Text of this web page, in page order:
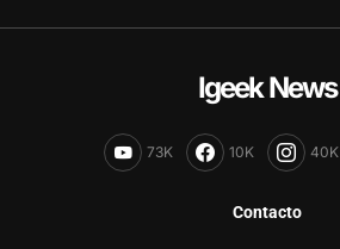
Igeek News
73K 10K 40K
Contacto